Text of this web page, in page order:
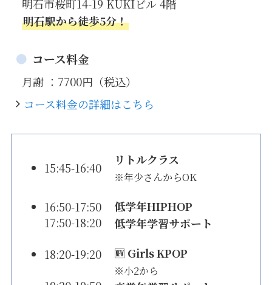
明石市桜町14-19 KUKIビル 4階
明石駅から徒歩5分！
コース料金
月謝 ：7700円（税込）
コース料金の詳細はこちら
15:45-16:40
リトルクラス
※年少さんからOK
16:50-17:50
17:50-18:20
低学年HIPHOP
低学年学習サポート
18:20-19:20
🆕 Girls KPOP
※小2から